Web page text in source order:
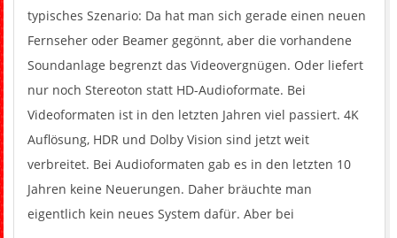
typisches Szenario: Da hat man sich gerade einen neuen
Fernseher oder Beamer gegönnt, aber die vorhandene
Soundanlage begrenzt das Videovergnügen. Oder liefert
nur noch Stereoton statt HD-Audioformate. Bei
Videoformaten ist in den letzten Jahren viel passiert. 4K
Auflösung, HDR und Dolby Vision sind jetzt weit
verbreitet. Bei Audioformaten gab es in den letzten 10
Jahren keine Neuerungen. Daher bräuchte man
eigentlich kein neues System dafür. Aber bei